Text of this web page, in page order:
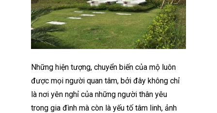
Những hiện tượng, chuyển biến của mộ luôn
được mọi người quan tâm, bởi đây không chỉ
là nơi yên nghỉ của những người thân yêu
trong gia đình mà còn là yếu tố tâm linh, ảnh